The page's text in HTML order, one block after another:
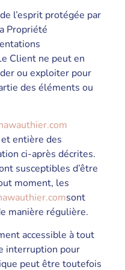
l’esprit protégée par
Propriété
Client ne peut en
ou exploiter pour
des éléments ou
entière des
ci-après décrites.
susceptibles d’être
moment, les
sont
manière régulière.
accessible à tout
interruption pour
peut être toutefois